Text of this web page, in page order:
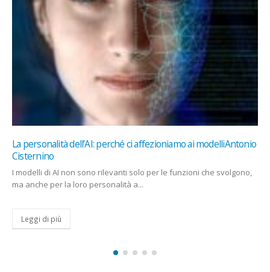
svolgono,
Nokia, slitta il rinnovo delle licenze e salta
In sospeso tutta una serie di contratti. Il colosso
annuncerà prospettive finanziarie e risultati del